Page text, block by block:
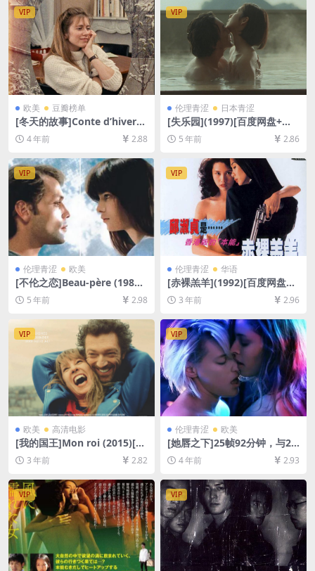
+防和谐压缩包（含解压密
码）】
VIP
欧美 豆瓣榜单
[冬天的故事]Conte d’hiver
(1992)[百度网盘+迅雷云盘资
源1080P超清未删减][MP4/6
GB][中文字幕]
4 年前 2.88
VIP
伦理青涩 日本青涩
[失乐园](1997)[百度网盘+迅
雷云盘资源1080P超清未删减]
[MP4/7.0GB][日语中字]【视
频文件+防和谐压缩包（含解
压密码）】
5 年前 2.86
VIP
伦理青涩 欧美
[不伦之恋]Beau-père (1981)
[百度网盘+迅雷云盘资源1080
P超清未删减][MP4/8.1GB][原
5 年前 2.98
VIP
伦理青涩 华语
[赤裸羔羊](1992)[百度网盘
+夸克网盘1080P超清未删减
资源][网盘在线播放/下载][MP
3 年前 2.96
VIP
欧美 高清电影
[我的国王]Mon roi (2015)[百
度网盘+夸克网盘1080P超清
未删减资源][网盘在线播放/下
载][MP4/8GB][中文字幕]
3 年前 2.82
VIP
伦理青涩 欧美
[她唇之下]25帧92分钟，与24
帧94分钟版本一致 Below He
r Mouth (2016)[百度网盘+迅
雷云盘资源1080P超清未删减]
[MP4/5.6GB][中英字幕]【手
机无法在线播放，请下载防和
谐压缩包（含解压密码）】
4 年前 2.93
VIP VIP